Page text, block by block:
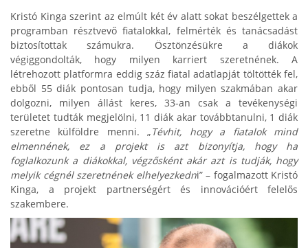
Kristó Kinga szerint az elmúlt két év alatt sokat beszélgettek a
programban résztvevő fiatalokkal, felmérték és tanácsadást
biztosítottak számukra. Ösztönzésükre a diákok
végiggondolták, hogy milyen karriert szeretnének. A
létrehozott platformra eddig száz fiatal adatlapját töltötték fel,
ebből 55 diák pontosan tudja, hogy milyen szakmában akar
dolgozni, milyen állást keres, 33-an csak a tevékenységi
területet tudták megjelölni, 11 diák akar továbbtanulni, 1 diák
szeretne külföldre menni. „Tévhit, hogy a fiatalok mind
elmennének, ez a projekt is azt bizonyítja, hogy ha
foglalkozunk a diákokkal, végzősként akár azt is tudják, hogy
melyik cégnél szeretnének elhelyezkedni” – fogalmazott Kristó
Kinga, a projekt partnerségért és innovációért felelős
szakembere.